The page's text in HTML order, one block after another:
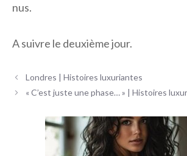
nus.
A suivre le deuxième jour.
Navigation
des
Londres | Histoires luxuriantes
« C’est juste une phase… » | Histoires